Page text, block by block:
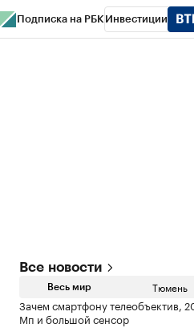
Подписка на РБК Инвестиции
Все новости
Весь мир Тюмень
Зачем смартфону телеобъектив,
Мп и большой сенсор